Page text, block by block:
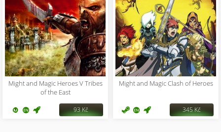
Might and Magic Heroes V Tribes
of the East
93 Kč
Might and Magic Clash of Heroes
345 Kč